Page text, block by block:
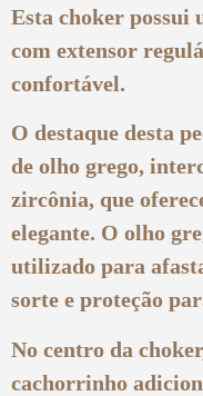
Esta choker possui
com extensor
confortável.
O destaque desta
de olho grego,
zircônia, que
elegante. O olho
utilizado para
sorte e proteção
No centro da
cachorrinho